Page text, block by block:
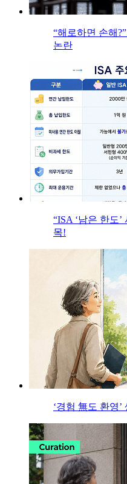
“해로하면 손해
논란
“ISA ‘남은 한도
목!
‘경험 無도 환영